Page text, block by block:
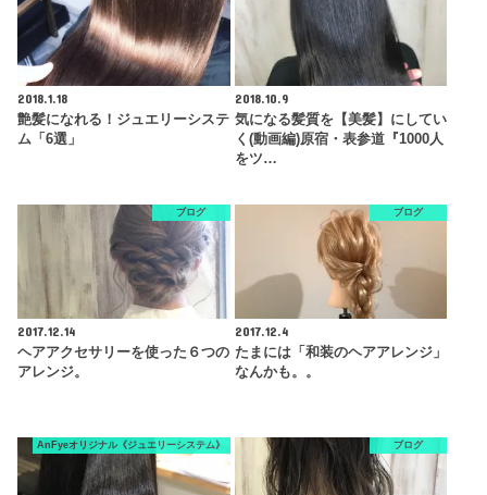
2018.1.18
艶髪になれる！ジュエリーシステ
ム「6選」
2018.10.9
気になる髪質を【美髪】にしてい
く(動画編)原宿・表参道『1000人
をツ…
ブログ
2017.12.14
ヘアアクセサリーを使った６つの
アレンジ。
ブログ
2017.12.4
たまには「和装のヘアアレンジ」
なんかも。。
AnFyeオリジナル《ジュエリーシステム》 ブログ